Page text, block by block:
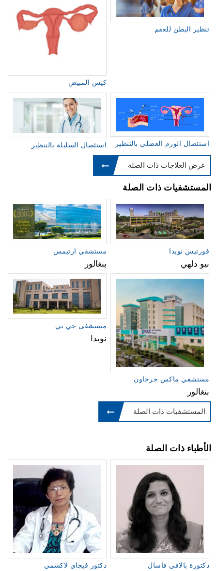
كيس المبيض
تنظير البطن للعقم
استئصال السليلة بالتنظير استئصال الورم العضلي بالتنظير
عرض العلاجات ذات الصلة
المستشفيات ذات الصلة
مستشفي ارتيمس
بنغالور
فورتيس نويدا
نيو دلهي
مستشفى جي بي
نويدا
مستشفي ماكس جرجاون
بنغالور
المستشفيات ذات الصلة
الأطباء ذات الصلة
دكتور فيجاي لاكشمي
دكتورة بالافي فاسال